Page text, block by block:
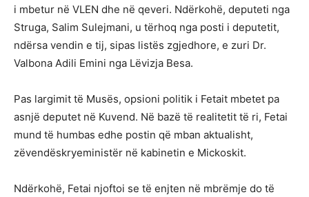
i mbetur në VLEN dhe në qeveri. Ndërkohë, deputeti nga
Struga, Salim Sulejmani, u tërhoq nga posti i deputetit,
ndërsa vendin e tij, sipas listës zgjedhore, e zuri Dr.
Valbona Adili Emini nga Lëvizja Besa.
Pas largimit të Musës, opsioni politik i Fetait mbetet pa
asnjë deputet në Kuvend. Në bazë të realitetit të ri, Fetai
mund të humbas edhe postin që mban aktualisht,
zëvendëskryeministër në kabinetin e Mickoskit.
Ndërkohë, Fetai njoftoi se të enjten në mbrëmje do të